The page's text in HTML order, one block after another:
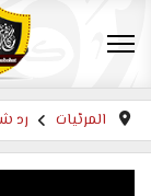
المرئيات رد